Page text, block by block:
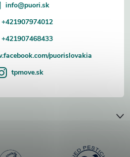
info@puori.sk
+421907974012
+421907468433
puorislovakia
tpmove.sk